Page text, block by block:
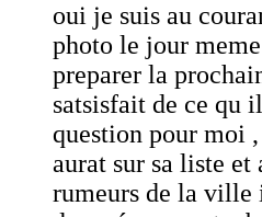
oui je suis au
photo le jour
preparer la
satsisfait de ce qu
question pour moi
aurat sur sa liste
rumeurs de la ville